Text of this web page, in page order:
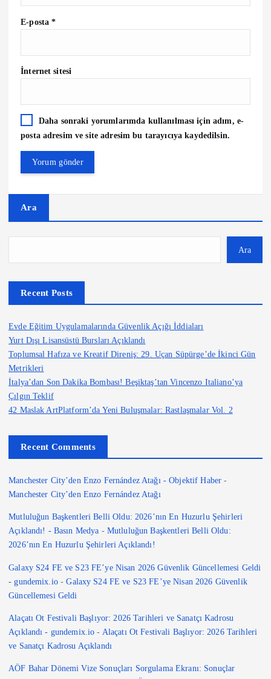
E-posta*
İnternet sitesi
Daha sonraki yorumlarımda kullanılması için adım, e-
posta adresim ve site adresim bu tarayıcıya kaydedilsin.
Ara
Ara
Recent Posts
Evde Eğitim Uygulamalarında Güvenlik Açığı İddiaları
Yurt Dışı Lisansüstü Bursları Açıklandı
Toplumsal Hafıza ve Kreatif Direniş: 29. Uçan Süpürge’de İkinci Gün
Metrikleri
İtalya’dan Son Dakika Bombası! Beşiktaş’tan Vincenzo Italiano’ya
Çılgın Teklif
42 Maslak ArtPlatform’da Yeni Buluşmalar: Rastlaşmalar Vol. 2
Recent Comments
Manchester City’den Enzo Fernández Atağı - Objektif Haber -
Manchester City’den Enzo Fernández Atağı
Mutluluğun Başkentleri Belli Oldu: 2026’nın En Huzurlu Şehirleri
Açıklandı! - Basın Medya - Mutluluğun Başkentleri Belli Oldu:
2026’nın En Huzurlu Şehirleri Açıklandı!
Galaxy S24 FE ve S23 FE’ye Nisan 2026 Güvenlik Güncellemesi Geldi
- gundemix.io-Galaxy S24 FE ve S23 FE’ye Nisan 2026 Güvenlik
Güncellemesi Geldi
Alaçatı Ot Festivali Başlıyor: 2026 Tarihleri ve Sanatçı Kadrosu
Açıklandı - gundemix.io - Alaçatı Ot Festivali Başlıyor: 2026 Tarihleri
ve Sanatçı Kadrosu Açıklandı
AÖF Bahar Dönemi Vize Sonuçları Sorgulama Ekranı: Sonuçlar